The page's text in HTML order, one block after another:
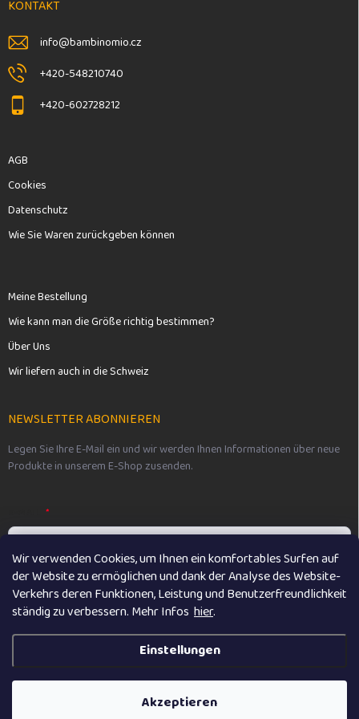
Wir verwenden Cookies, um Ihnen ein komfortables Surfen auf
der Website zu ermöglichen und dank der Analyse des Website-
Verkehrs deren Funktionen, Leistung und Benutzerfreundlichkeit
ständig zu verbessern. Mehr Infos hier.
Einstellungen
Akzeptieren
e
KONTAKT
info@bambinomio.cz
+420-548210740
+420-602728212
AGB
Cookies
Datenschutz
Wie Sie Waren zurückgeben können
Meine Bestellung
Wie kann man die Größe richtig bestimmen?
Über Uns
Wir liefern auch in die Schweiz
NEWSLETTER ABONNIEREN
Legen Sie Ihre E-Mail ein und wir werden Ihnen Informationen über neue
Produkte in unserem E-Shop zusenden.
Vložením e-mailu souhlasíte spodmínkami ochrany osobních údajů
Anmelden
Vikibaby . Alle Rechte vorbehalten.